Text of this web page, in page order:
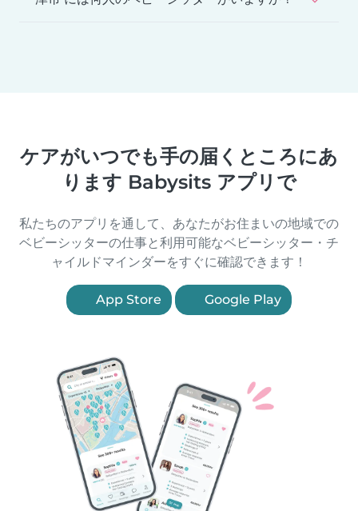
ケアがいつでも手の届くところにあ
ります Babysits アプリで
私たちのアプリを通して、あなたがお住まいの地域での
ベビーシッターの仕事と利用可能なベビーシッター・チ
ャイルドマインダーをすぐに確認できます！
App Store Google Play